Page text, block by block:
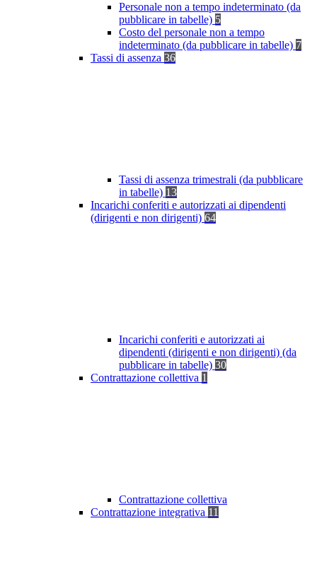
Personale non a tempo indeterminato (da
pubblicare in tabelle) 5
Costo del personale non a tempo
indeterminato (da pubblicare in tabelle) 7
Tassi di assenza 36
Tassi di assenza trimestrali (da pubblicare
in tabelle) 13
Incarichi conferiti e autorizzati ai dipendenti
(dirigenti e non dirigenti) 64
Incarichi conferiti e autorizzati ai
dipendenti (dirigenti e non dirigenti) (da
pubblicare in tabelle) 30
Contrattazione collettiva 1
Contrattazione collettiva
Contrattazione integrativa 11